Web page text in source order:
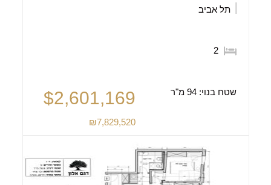
תל אביב
2
שטח בנוי:94 מ"ר $2,601,169
₪7,829,520